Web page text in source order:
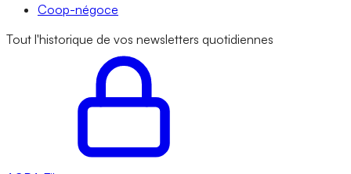
Coop-négoce
Tout l'historique de vos newsletters quotidiennes